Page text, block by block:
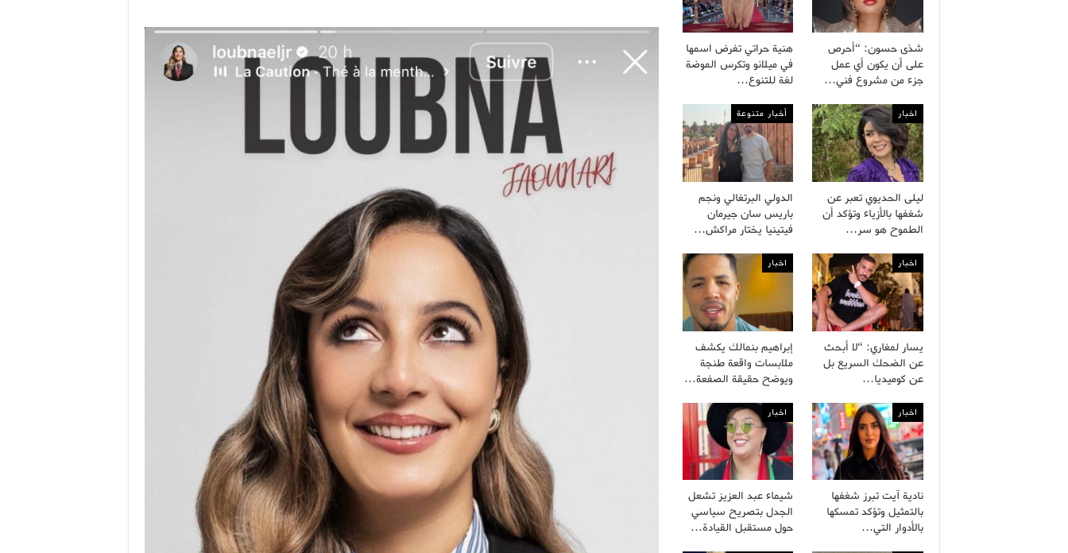
شذى حسون: “أحرص
على أن يكون أي عمل
جزء من مشروع فني…
هنية حراتي تفرض اسمها
في ميلانو وتكرس الموضة
لغة للتنوع…
اخبار
ليلى الحديوي تعبر عن
شغفها بالأزياء وتؤكد أن
الطموح هو سر…
أخبار متنوعة
الدولي البرتغالي ونجم
باريس سان جيرمان
فيتينيا يختار مراكش…
اخبار
يسار لمغاري: “لا أبحث
عن الضحك السريع بل
عن كوميديا…
اخبار
إبراهيم بنمالك يكشف
ملابسات واقعة طنجة
ويوضح حقيقة الصفعة…
اخبار
نادية آيت تبرز شغفها
بالتمثيل وتؤكد تمسكها
بالأدوار التي…
اخبار
شيماء عبد العزيز تشعل
الجدل بتصريح سياسي
حول مستقبل القيادة…